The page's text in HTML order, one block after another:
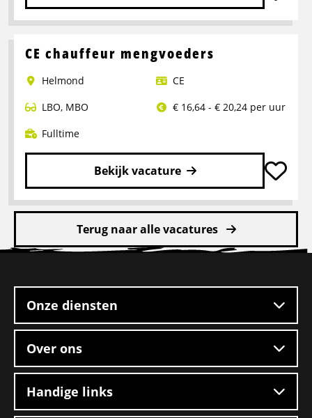
Lees
over
2-
ploegendienst
Boxtel
CE chauffeur mengvoeders
Helmond
CE
LBO, MBO
€ 16,64 - € 20,24 per uur
Fulltime
Bekijk vacature
Lees
meer
CE
Terug naar alle vacatures
footer
Onze diensten
Over ons
Handige links